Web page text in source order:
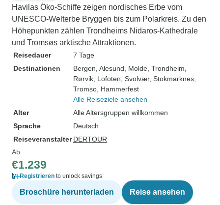
Havilas Öko-Schiffe zeigen nordisches Erbe vom
UNESCO-Welterbe Bryggen bis zum Polarkreis. Zu den
Höhepunkten zählen Trondheims Nidaros-Kathedrale
und Tromsøs arktische Attraktionen.
Reisedauer
7 Tage
Destinationen
Bergen , Alesund , Molde , Trondheim
Rørvik , Lofoten , Svolvær, Stokmarknes
Tromso , Hammerfest
Alle Reiseziele ansehen
Alter
Alle Altersgruppen willkommen
Sprache
Deutsch
Reiseveranstalter DERTOUR
Ab
€1.239
Registrieren to unlock savings
Broschüre herunterladen Reise ansehen